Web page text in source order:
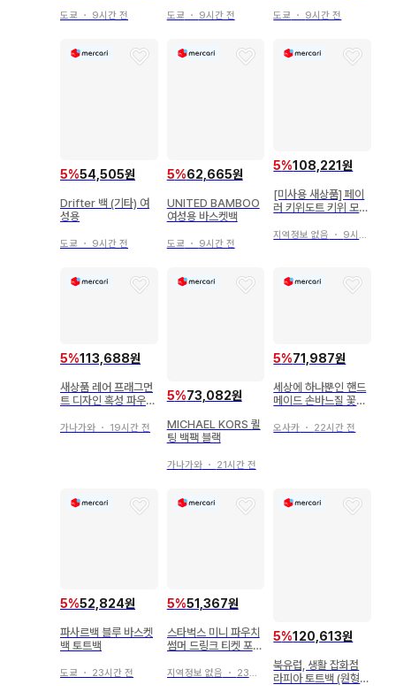
도쿄 ・ 9시간 전 도쿄 ・ 9시간 전 도쿄 ・ 9시간 전
5%54,505원
Drifter 백 (기타) 여
성용
도쿄 ・ 9시간 전
5%62,665원
UNITED BAMBOO
여성용 바스켓백
도쿄 ・ 9시간 전
5%108,221원
[미사용 새상품] 페이
러 키위도트 키위 모양
지역정보 없음 ・ 9시간 전
5%113,688원
새상품 레어 프래그먼
트 디자인 혹성 파우치
히로시 콜라보
가나가와 ・ 19시간 전
5%73,082원
MICHAEL KORS 퀼
팅 백팩 블랙
가나가와・ 21시간 전
5%71,987원
세상에 하나뿐인 핸드
메이드 손바느질 꽃무
오사카 ・ 22시간 전
5%52,824원
파사르백 블루 바스켓
백 토트백
도쿄 ・ 23시간 전
5%51,367원
스타벅스 미니 파우치
썸머 드링크 티켓 포함
지역정보 없음 ・ 23시간 전
5%120,613원
북유럽, 생활 잡화점
라피아 토트백 (원형